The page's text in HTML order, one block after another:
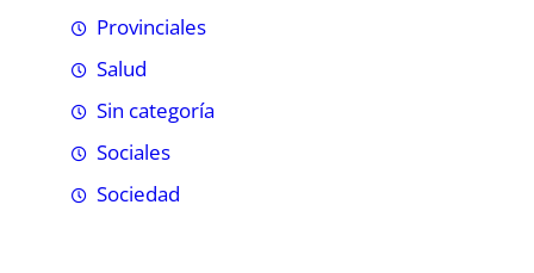
Provinciales
Salud
Sin categoría
Sociales
Sociedad